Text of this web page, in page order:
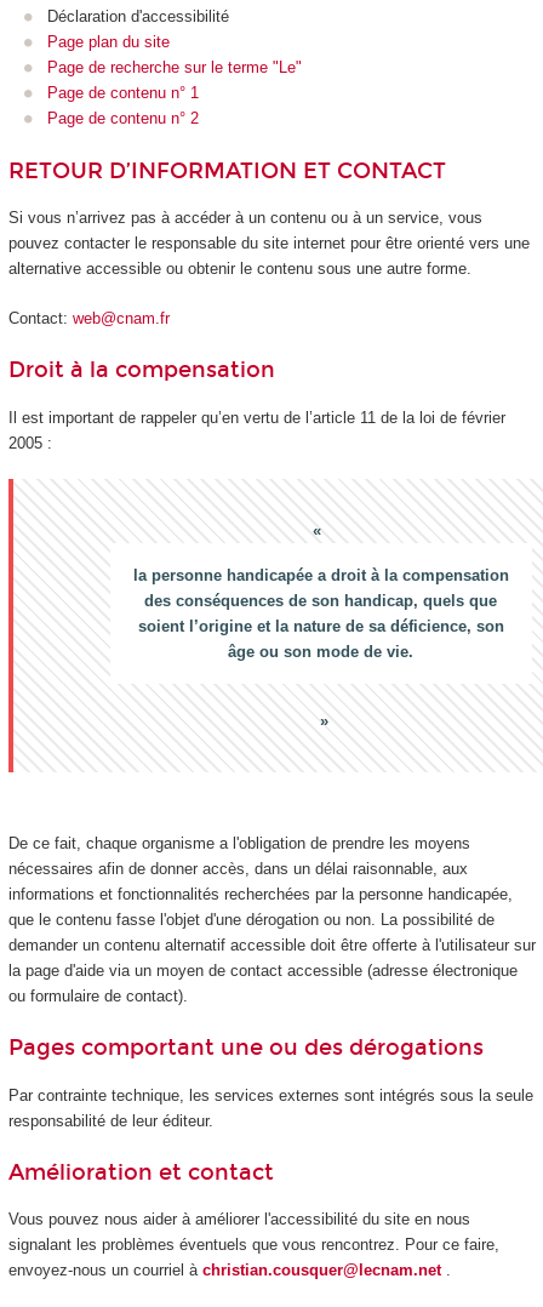
Déclaration d'accessibilité
Page plan du site
Page de recherche sur le terme "Le"
Page de contenu n° 1
Page de contenu n° 2
RETOUR D’INFORMATION ET CONTACT
Si vous n’arrivez pas à accéder à un contenu ou à un service, vous
pouvez contacter le responsable du site internet pour être orienté vers une
alternative accessible ou obtenir le contenu sous une autre forme.
Contact: web@cnam.fr
Droit à la compensation
Il est important de rappeler qu’en vertu de l’article 11 de la loi de février
2005 :
la personne handicapée a droit à la compensation
des conséquences de son handicap, quels que
soient l’origine et la nature de sa déficience, son
âge ou son mode de vie.
De ce fait, chaque organisme a l'obligation de prendre les moyens
nécessaires afin de donner accès, dans un délai raisonnable, aux
informations et fonctionnalités recherchées par la personne handicapée,
que le contenu fasse l'objet d'une dérogation ou non. La possibilité de
demander un contenu alternatif accessible doit être offerte à l'utilisateur sur
la page d'aide via un moyen de contact accessible (adresse électronique
ou formulaire de contact).
Pages comportant une ou des dérogations
Par contrainte technique, les services externes sont intégrés sous la seule
responsabilité de leur éditeur.
Amélioration et contact
Vous pouvez nous aider à améliorer l'accessibilité du site en nous
signalant les problèmes éventuels que vous rencontrez. Pour ce faire,
envoyez-nous un courriel à christian.cousquer@lecnam.net .